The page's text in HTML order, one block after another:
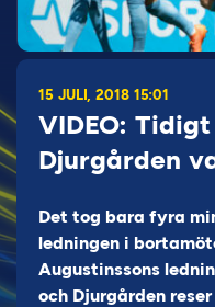
15 JULI, 2018 15:01
VIDEO:
Djurgården
Det tog bara fyra
ledningen i
Augustinssons
och Djurgården